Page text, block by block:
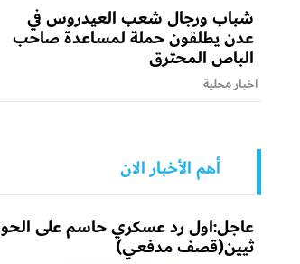
شباب ورجال شعب العيدروس في
عدن يطلقون حملة لمساعدة صاحب
الباص المحترق
اخبار محلية
أهم الأخبار الان
عاجل:اول رد عسكري حاسم على الحو
ثيين(قصف مدفعي)